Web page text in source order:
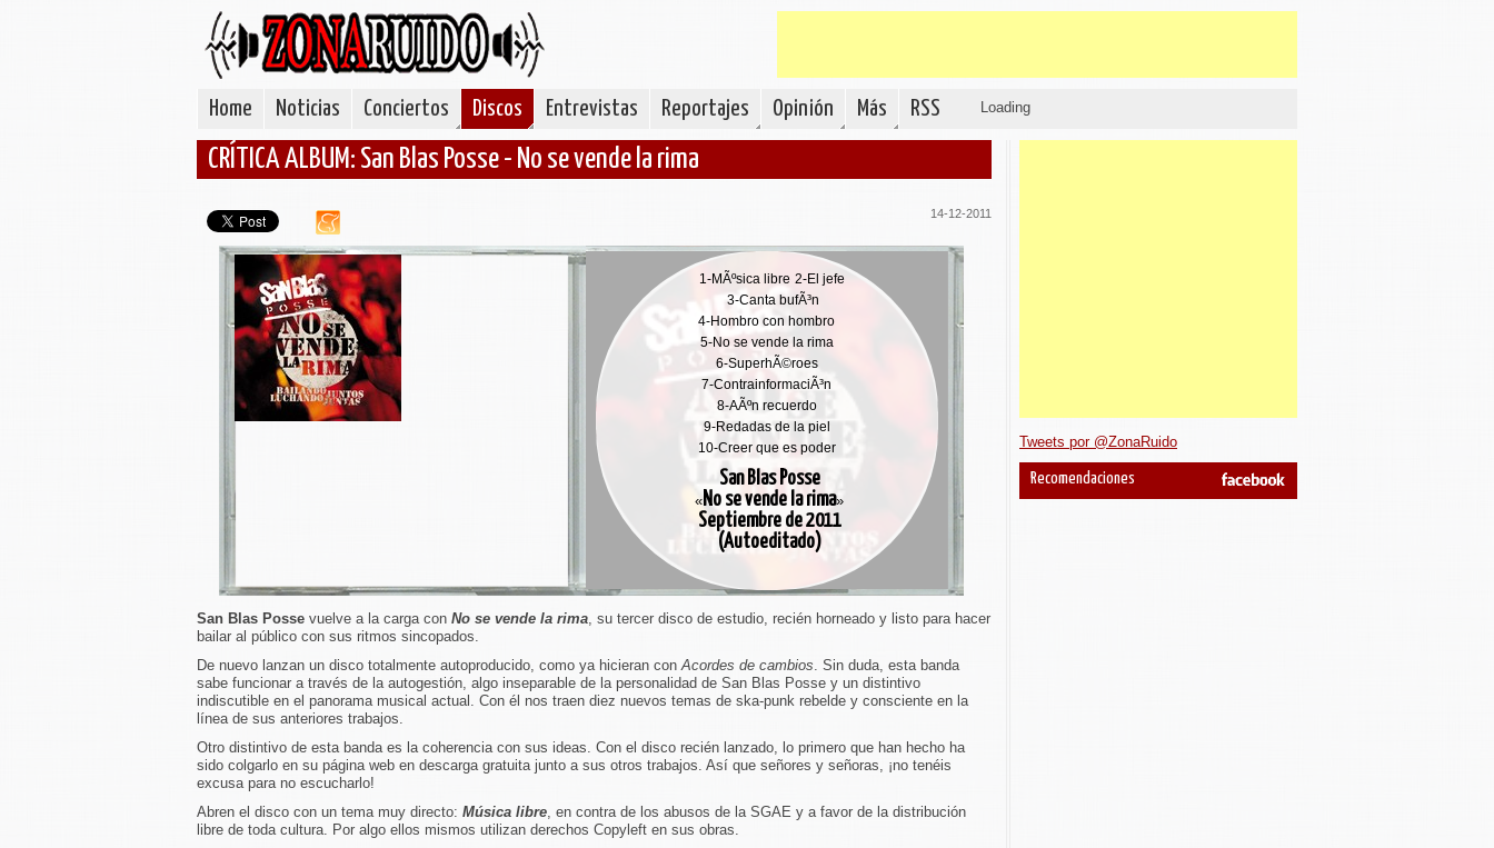
Home Noticias Conciertos Discos Entrevistas Reportajes Opinión Más RSS Loading
CRÍTICA ALBUM: San Blas Posse - No se vende la rima
14-12-2011
1-MÃºsica libre 2-El jefe
3-Canta bufÃ³n
4-Hombro con hombro
5-No se vende la rima
6-SuperhÃ©roes
7-ContrainformaciÃ³n
8-AÃºn recuerdo
9-Redadas de la piel
10-Creer que es poder
San Blas Posse
« No se vende la rima»
Septiembre de 2011
(Autoeditado)
San Blas Posse vuelve a la carga con No se vende la rima, su tercer disco de estudio, recién horneado y listo para hacer
bailar al público con sus ritmos sincopados.
De nuevo lanzan un disco totalmente autoproducido, como ya hicieran conAcordes de cambios. Sin duda, esta banda
sabe funcionar a través de la autogestión, algo inseparable de la personalidad de San Blas Posse y un distintivo
indiscutible en el panorama musical actual. Con él nos traen diez nuevos temas de ska-punk rebelde y consciente en la
línea de sus anteriores trabajos.
Otro distintivo de esta banda es la coherencia con sus ideas. Con el disco recién lanzado, lo primero que han hecho ha
sido colgarlo en su página web en descarga gratuita junto a sus otros trabajos. Así que señores y señoras, ¡no tenéis
excusa para no escucharlo!
Abren el disco con un tema muy directo: Música libre, en contra de los abusos de la SGAE y a favor de la distribución
libre de toda cultura. Por algo ellos mismos utilizan derechos Copyleft en sus obras.
Tweets por @ZonaRuido
Recomendaciones